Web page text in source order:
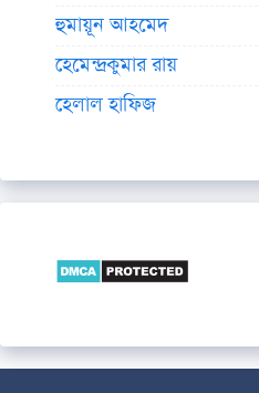
হুমায়ূন আহমেদ
হেমেন্দ্রকুমার রায়
হেলাল হাফিজ